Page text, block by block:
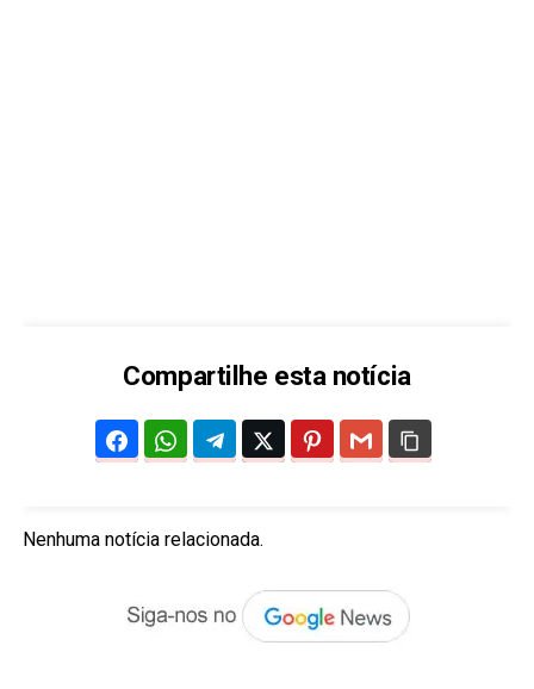
Compartilhe esta notícia
Nenhuma notícia relacionada.